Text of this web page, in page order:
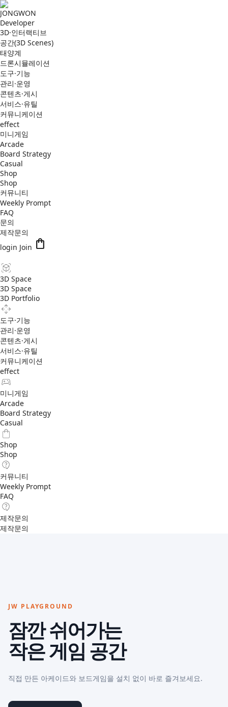
JONGWON
Developer
3D·인터랙티브
공간(3D Scenes)
태양계
드론시뮬레이션
도구·기능
관리·운영
콘텐츠·게시
서비스·유틸
커뮤니케이션
effect
미니게임
Arcade
Board Strategy
Casual
Shop
Shop
커뮤니티
Weekly Prompt
FAQ
문의
제작문의
login Join shopping_bag
3D Space
3D Space
3D Portfolio
도구·기능
관리·운영
콘텐츠·게시
서비스·유틸
커뮤니케이션
effect
미니게임
Arcade
Board Strategy
Casual
Shop
Shop
커뮤니티
Weekly Prompt
FAQ
제작문의
제작문의
JW PLAYGROUND
잠깐 쉬어가는
작은 게임 공간
직접 만든 아케이드와 보드게임을 설치 없이 바로 즐겨보세요.